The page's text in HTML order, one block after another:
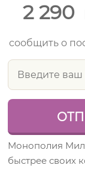
2 290
сообщить о
Монополия
быстрее своих